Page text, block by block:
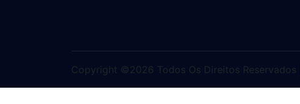
Copyright ©2026 Todos Os Direitos Reservados |